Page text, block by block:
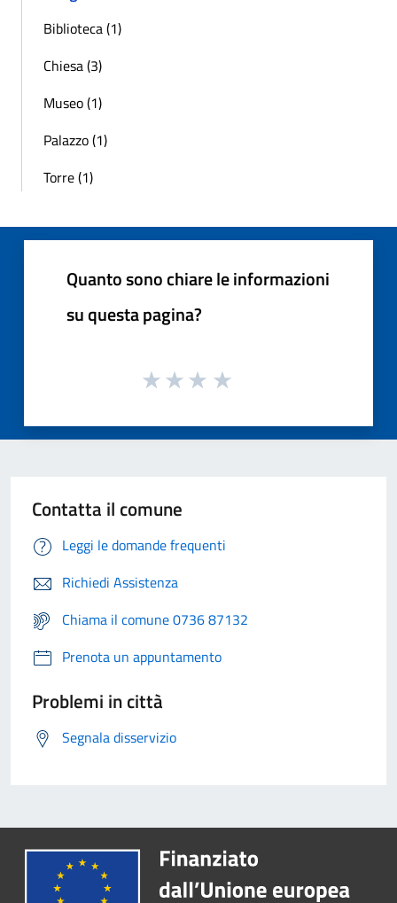
Biblioteca (1)
Chiesa (3)
Museo (1)
Palazzo (1)
Torre (1)
Quanto sono chiare le informazioni
su questa pagina?
Contatta il comune
Leggi le domande frequenti
Richiedi Assistenza
Chiama il comune 0736 87132
Prenota un appuntamento
Problemi in città
Segnala disservizio